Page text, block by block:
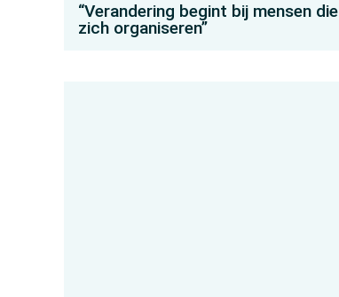
“Verandering begint bij mensen die
zich organiseren”